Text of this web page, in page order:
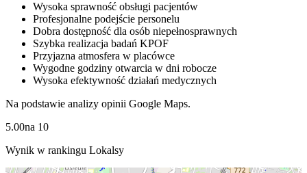
Wysoka sprawność obsługi pacjentów
Profesjonalne podejście personelu
Dobra dostępność dla osób niepełnosprawnych
Szybka realizacja badań KPOF
Przyjazna atmosfera w placówce
Wygodne godziny otwarcia w dni robocze
Wysoka efektywność działań medycznych
Na podstawie analizy opinii Google Maps.
5.00na 10
Wynik w rankingu Lokalsy